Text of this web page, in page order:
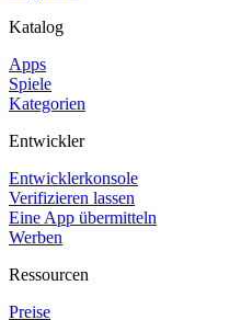
Katalog
Apps
Spiele
Kategorien
Entwickler
Entwicklerkonsole
Verifizieren lassen
Eine App übermitteln
Werben
Ressourcen
Preise